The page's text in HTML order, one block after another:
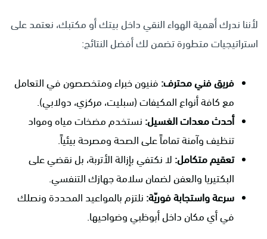
لأننا ندرك أهمية الهواء النقي داخل بيتك أو مكتبك، نعتمد على
استراتيجيات متطورة تضمن لك أفضل النتائج:
فريق فني محترف: فنيون خبراء ومتخصصون في التعامل
مع كافة أنواع المكيفات (سبليت، مركزي، دولابي).
أحدث معدات الغسيل: نستخدم مضخات مياه ومواد
تنظيف وآمنة تماماً على الصحة ومصرحة بيئياً.
تعقيم متكامل: لا نكتفي بإزالة الأتربة، بل نقضي على
البكتيريا والعفن لضمان سلامة جهازك التنفسي.
سرعة واستجابة فوريّة: نلتزم بالمواعيد المحددة ونصلك
في أي مكان داخل أبوظبي وضواحيها.